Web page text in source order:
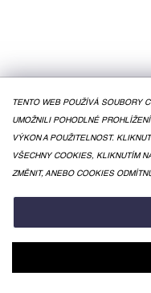
TENTO WEB POUŽÍVÁ SOUBORY
UMOŽNILI POHODLNÉ
VÝKON A POUŽITELNOST.
VŠECHNY COOKIES, KLIKNUTÍM
ZMĚNIT, ANEBO COOKIES